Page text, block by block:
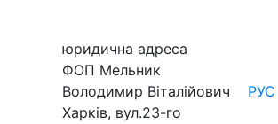
юридична адреса
ФОП Мельник
Володимир Віталійович
Харків, вул.23-го
РУС